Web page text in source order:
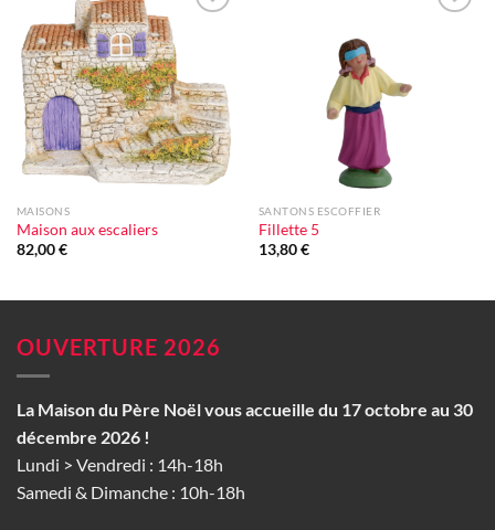
MAISONS
Maison aux escaliers
82,00€
SANTONS ESCOFFIER
Fillette 5
13,80€
OUVERTURE 2026
La Maison du Père Noël vous accueille du 17 octobre au 30
décembre 2026 !
Lundi > Vendredi : 14h-18h
Samedi & Dimanche : 10h-18h